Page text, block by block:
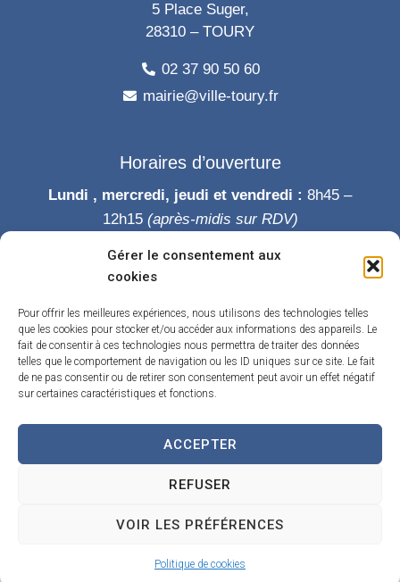
Gérer le consentement aux
cookies
Pour offrir les meilleures expériences, nous utilisons des technologies telles
que les cookies pour stocker et/ou accéder aux informations des appareils. Le
fait de consentir à ces technologies nous permettra de traiter des données
telles que le comportement de navigation ou les ID uniques sur ce site. Le fait
de ne pas consentir ou de retirer son consentement peut avoir un effet négatif
sur certaines caractéristiques et fonctions.
ACCEPTER
REFUSER
VOIR LES PRÉFÉRENCES
Politique de cookies
5 Place Suger,
28310 – TOURY
02 37 90 50 60
mairie@ville-toury.fr
Horaires d’ouverture
Lundi , mercredi, jeudi et vendredi : 8h45 –
12h15 (après-midis sur RDV)
Accessibilité Contact
Traitement de données personnelles
Plan du site